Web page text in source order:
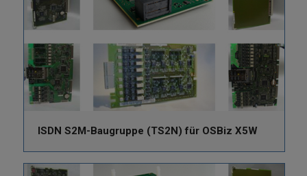
ISDN S2M-Baugruppe (TS2N) für OSBiz X5W